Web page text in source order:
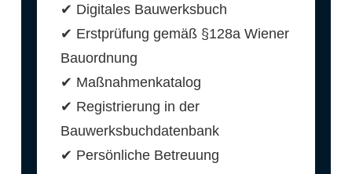
✔ Digitales Bauwerksbuch
✔ Erstprüfung gemäß §128a Wiener
Bauordnung
✔ Maßnahmenkatalog
✔ Registrierung in der
Bauwerksbuchdatenbank
✔ Persönliche Betreuung